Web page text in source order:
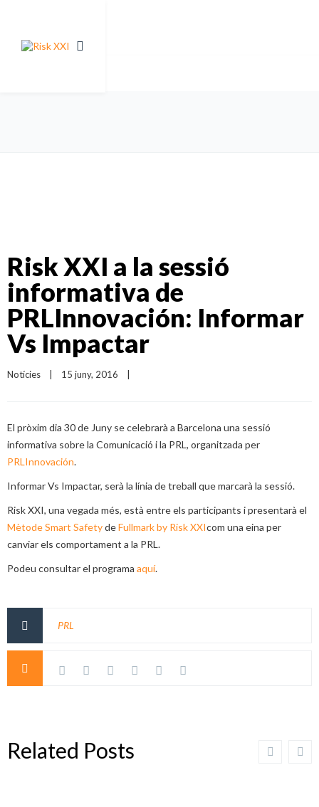
Risk XXI a la sessió
informativa de
PRLInnovación: Informar
Vs Impactar
Notícies 15 juny, 2016
El pròxim dia 30 de Juny se celebrarà a Barcelona una sessió
informativa sobre la Comunicació i la PRL, organitzada per
PRLInnovación.
Informar Vs Impactar, serà la línia de treball que marcarà la sessió.
Risk XXI, una vegada més, està entre els participants i presentarà el
Mètode Smart SafetydeFullmark by Risk XXIcom una eina per
canviar els comportament a la PRL.
Podeu consultar el programa aquí.
PRL
Related Posts